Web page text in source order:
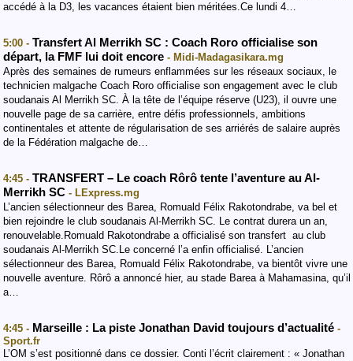
accédé à la D3, les vacances étaient bien méritées.Ce lundi 4…
5:00 - Transfert Al Merrikh SC : Coach Roro officialise son
départ, la FMF lui doit encore - Midi-Madagasikara.mg
Après des semaines de rumeurs enflammées sur les réseaux sociaux, le
technicien malgache Coach Roro officialise son engagement avec le club
soudanais Al Merrikh SC. À la tête de l’équipe réserve (U23), il ouvre une
nouvelle page de sa carrière, entre défis professionnels, ambitions
continentales et attente de régularisation de ses arriérés de salaire auprès
de la Fédération malgache de…
4:45 - TRANSFERT – Le coach Rôrô tente l’aventure au Al-
Merrikh SC - LExpress.mg
L’ancien sélectionneur des Barea, Romuald Félix Rakotondrabe, va bel et
bien rejoindre le club soudanais Al-Merrikh SC. Le contrat durera un an,
renouvelable.Romuald Rakotondrabe a officialisé son transfert au club
soudanais Al-Merrikh SC.Le concerné l’a enfin officialisé. L’ancien
sélectionneur des Barea, Romuald Félix Rakotondrabe, va bientôt vivre une
nouvelle aventure. Rôrô a annoncé hier, au stade Barea à Mahamasina, qu’il
a…
4:45 - Marseille : La piste Jonathan David toujours d’actualité -
Sport.fr
L’OM s’est positionné dans ce dossier. Conti l’écrit clairement : « Jonathan